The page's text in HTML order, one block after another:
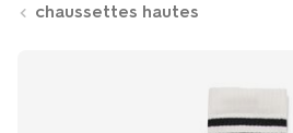
chaussettes hautes